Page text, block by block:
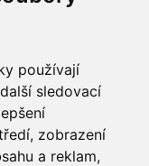
používají
sledovací
zobrazení
a reklam,